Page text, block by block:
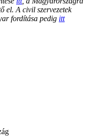
el. A civil szervezetek
fordítása pedig itt